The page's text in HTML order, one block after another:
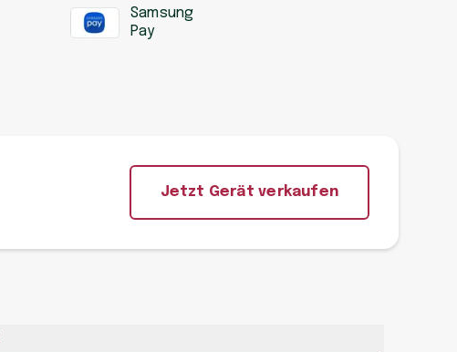
Samsung
Pay
Jetzt Gerät verkaufen